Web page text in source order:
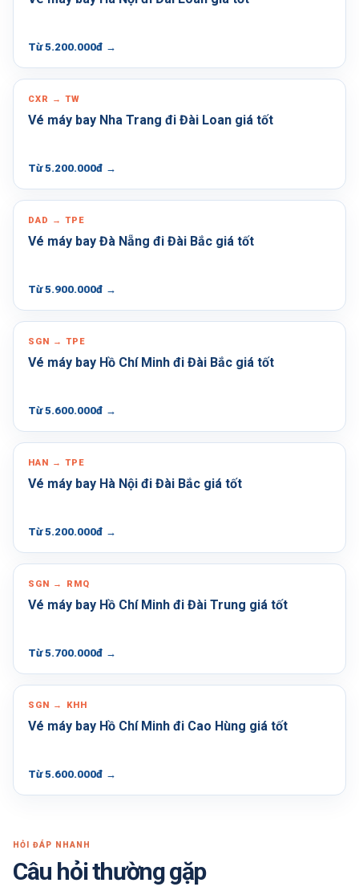
Từ 5.200.000đ →
CXR → TW
Vé máy bay Nha Trang đi Đài Loan giá tốt
Từ 5.200.000đ →
DAD → TPE
Vé máy bay Đà Nẵng đi Đài Bắc giá tốt
Từ 5.900.000đ →
SGN → TPE
Vé máy bay Hồ Chí Minh đi Đài Bắc giá tốt
Từ 5.600.000đ →
HAN → TPE
Vé máy bay Hà Nội đi Đài Bắc giá tốt
Từ 5.200.000đ →
SGN → RMQ
Vé máy bay Hồ Chí Minh đi Đài Trung giá tốt
Từ 5.700.000đ →
SGN → KHH
Vé máy bay Hồ Chí Minh đi Cao Hùng giá tốt
Từ 5.600.000đ →
HỎI ĐÁP NHANH
Câu hỏi thường gặp